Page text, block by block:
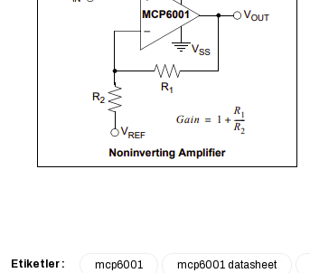
Etiketler : mcp6001 mcp6001 datasheet